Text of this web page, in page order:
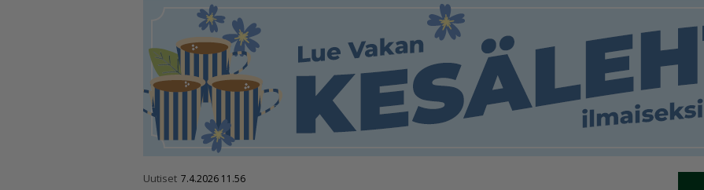
Uutiset 7.4.2026 11.56